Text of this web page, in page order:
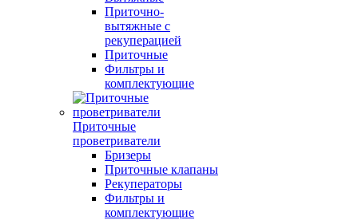
Приточно-
вытяжные с
рекуперацией
Приточные
Фильтры и
комплектующие
Приточные
проветриватели
Бризеры
Приточные клапаны
Рекуператоры
Фильтры и
комплектующие